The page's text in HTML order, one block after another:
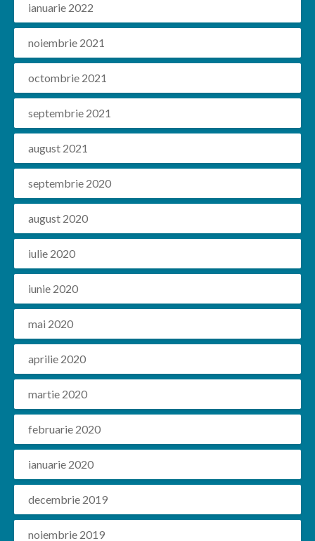
ianuarie 2022
noiembrie 2021
octombrie 2021
septembrie 2021
august 2021
septembrie 2020
august 2020
iulie 2020
iunie 2020
mai 2020
aprilie 2020
martie 2020
februarie 2020
ianuarie 2020
decembrie 2019
noiembrie 2019